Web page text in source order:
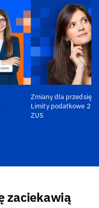
Zmiany dla
Limity podatkowe
ZUS
zaciekawią